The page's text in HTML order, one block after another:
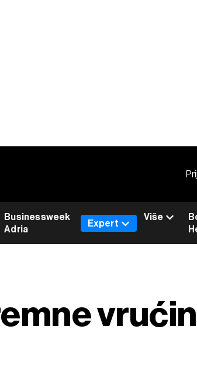
Businessweek
Adria
Expert
Više